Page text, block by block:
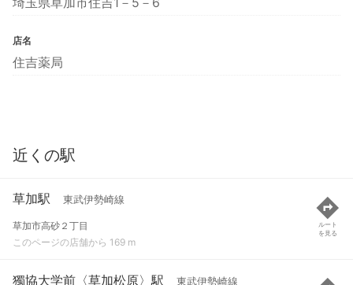
店名
住吉薬局
近くの駅
草加駅 東武伊勢崎線
草加市高砂２丁目
このページの店舗から 169 m
ルート
を見る
獨協大学前〈草加松原〉駅 東武伊勢崎線